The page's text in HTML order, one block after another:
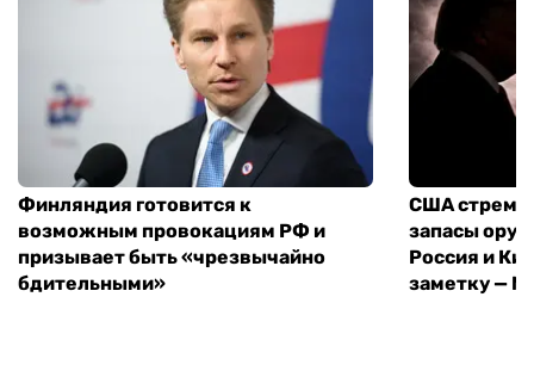
Финляндия готовится к
возможным провокациям РФ и
призывает быть «чрезвычайно
бдительными»
США
запасы
Россия и
заметку —